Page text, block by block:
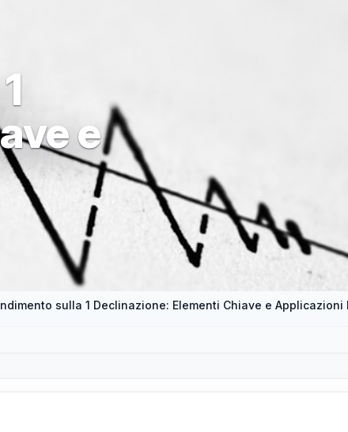
e
sulla 1 Declinazione: Elementi Chiave e Applicazioni